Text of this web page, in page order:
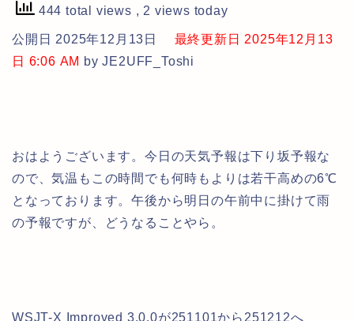
444 total views , 2 views today
公開日 2025年12月13日
最終更新日 2025年12月13
日 6:06 AM by JE2UFF_Toshi
おはようございます。今日の天気予報は下り坂予報な
ので、気温もこの時間でも何時もよりは若干高めの6℃
となっております。午後から明日の午前中に掛けて雨
の予報ですが、どうなることやら。
WSJT-X Improved 3.0.0が251101から251212へ